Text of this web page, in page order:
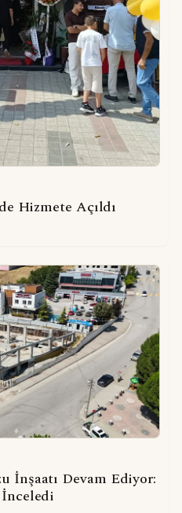
Hizmete Açıldı
İnşaatı Devam Ediyor: